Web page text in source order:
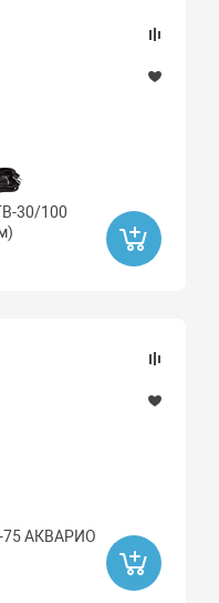
30/100
75 АКВАРИО